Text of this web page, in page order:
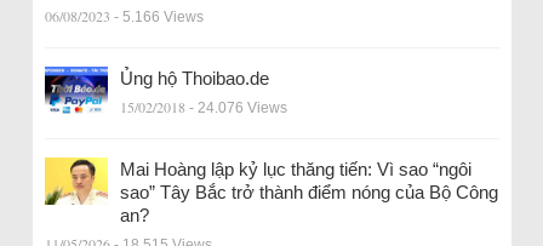
06/08/2023 - 5.166 Views
Ủng hộ Thoibao.de
15/02/2018 - 24.076 Views
Mai Hoàng lập kỷ lục thăng tiến: Vì sao “ngôi
sao” Tây Bắc trở thành điểm nóng của Bộ Công
an?